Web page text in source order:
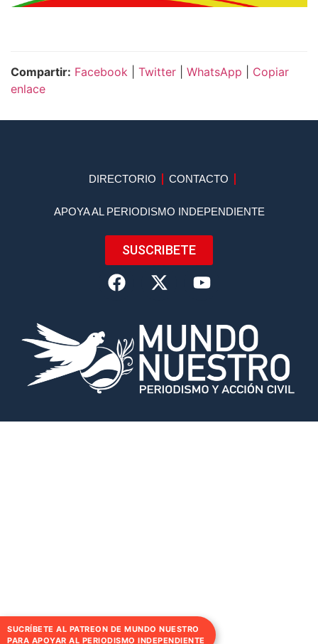
Compartir: Facebook Twitter WhatsApp
Copiar
enlace
DIRECTORIO CONTACTO
APOYA AL PERIODISMO INDEPENDIENTE
SUSCRIBETE
SUCRÍBETE AL PATREON DE MUNDO NUESTRO
PARA APOYAR AL PERIODISMO INDEPENDIENTE